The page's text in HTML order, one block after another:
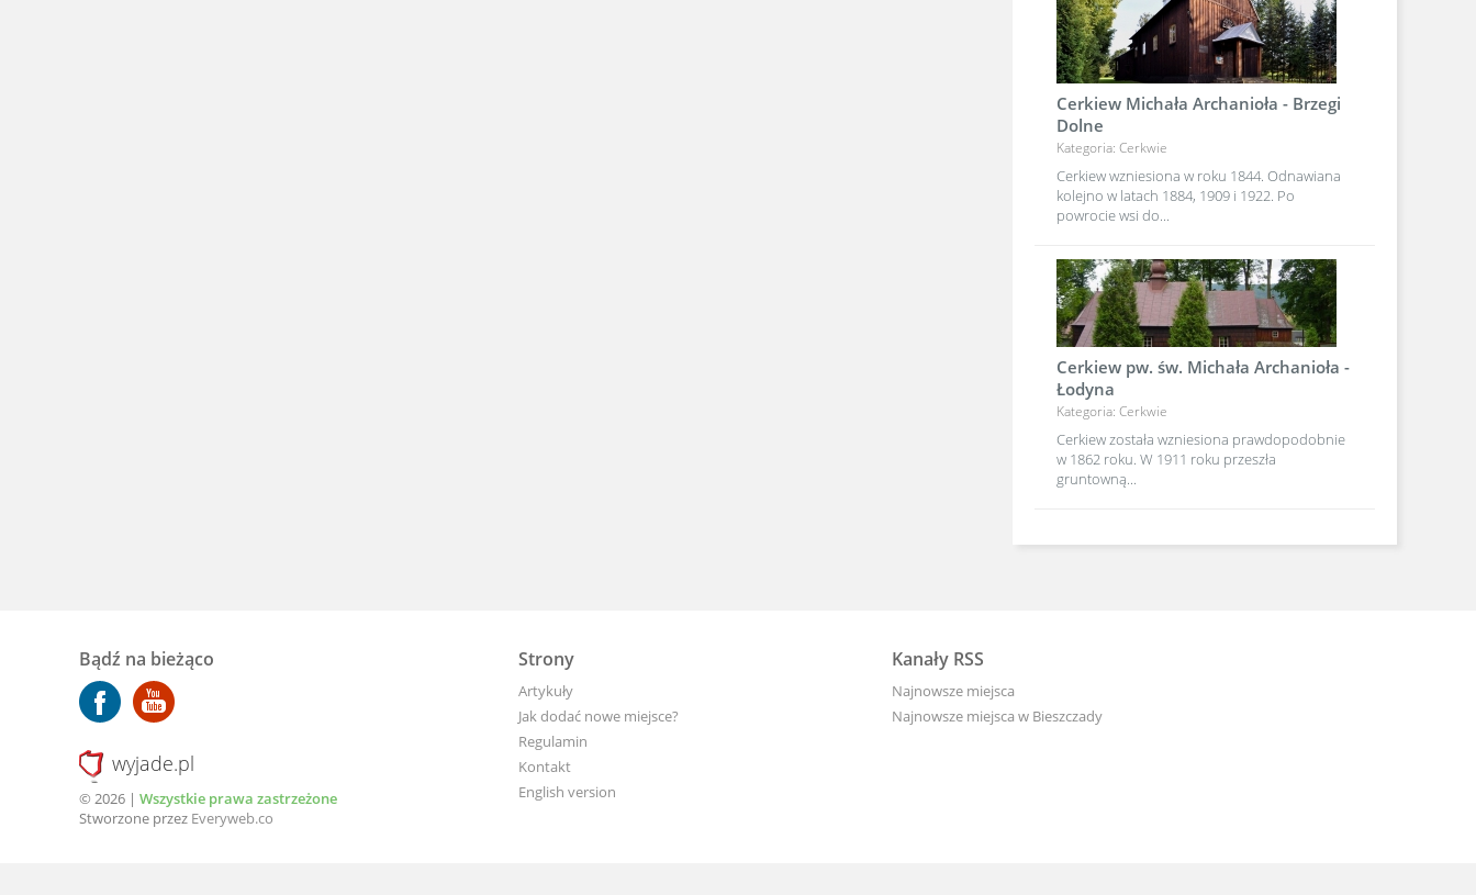
Cerkiew Michała Archanioła - Brzegi
Dolne
Kategoria: Cerkwie
Cerkiew wzniesiona w roku 1844. Odnawiana
kolejno w latach 1884, 1909 i 1922. Po
powrocie wsi do...
Cerkiew pw. św. Michała Archanioła -
Łodyna
Kategoria: Cerkwie
Cerkiew została wzniesiona prawdopodobnie
w 1862 roku. W 1911 roku przeszła
gruntowną...
Bądź na bieżąco
wyjade.pl
© 2026 | Wszystkie prawa zastrzeżone
Stworzone przez Everyweb.co
Strony
Artykuły
Jak dodać nowe miejsce?
Regulamin
Kontakt
English version
Kanały RSS
Najnowsze miejsca
Najnowsze miejsca w Bieszczady